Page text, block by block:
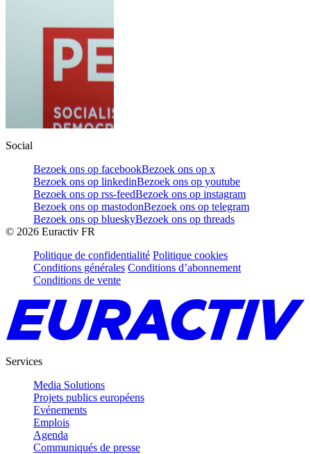
Social
Bezoek ons op facebookBezoek ons op x
Bezoek ons op linkedinBezoek ons op youtube
Bezoek ons op rss-feedBezoek ons op instagram
Bezoek ons op mastodonBezoek ons op telegram
Bezoek ons op blueskyBezoek ons op threads
© 2026 Euractiv FR
Politique de confidentialité Politique cookies
Conditions générales Conditions d’abonnement
Conditions de vente
Services
Media Solutions
Projets publics européens
Evénements
Emplois
Agenda
Communiqués de presse